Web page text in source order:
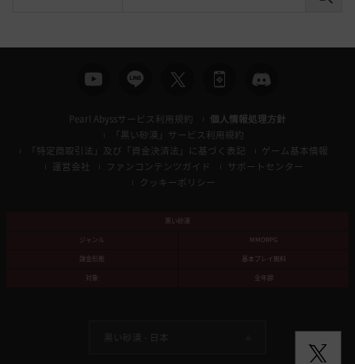
Pearl Abyssサービス利用規約
個人情報処理方針
「黒い砂漠」サービス利用規約
「特定商取引法」及び「資金決済法」に基づく表記
ゲーム基本情報
運営会社
ファンコンテンツガイド
サポートセンター
クッキーポリシー
黒い砂漠
ジャンル
MMORPG
課金形態
基本プレイ無料
対象
全年齢
黒い砂漠 - 日本